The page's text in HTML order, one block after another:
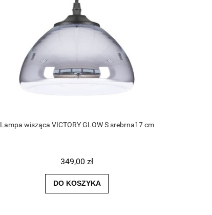
Lampa wisząca VICTORY GLOW S srebrna17 cm
349,00 zł
DO KOSZYKA